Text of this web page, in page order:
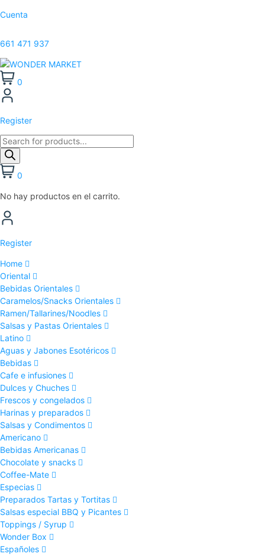
Cuenta
661 471 937
0
Register
0
No hay productos en el carrito.
Register
Home
Oriental
Bebidas Orientales
Caramelos/Snacks Orientales
Ramen/Tallarines/Noodles
Salsas y Pastas Orientales
Latino
Aguas y Jabones Esotéricos
Bebidas
Cafe e infusiones
Dulces y Chuches
Frescos y congelados
Harinas y preparados
Salsas y Condimentos
Americano
Bebidas Americanas
Chocolate y snacks
Coffee-Mate
Especias
Preparados Tartas y Tortitas
Salsas especial BBQ y Picantes
Toppings / Syrup
Wonder Box
Españoles